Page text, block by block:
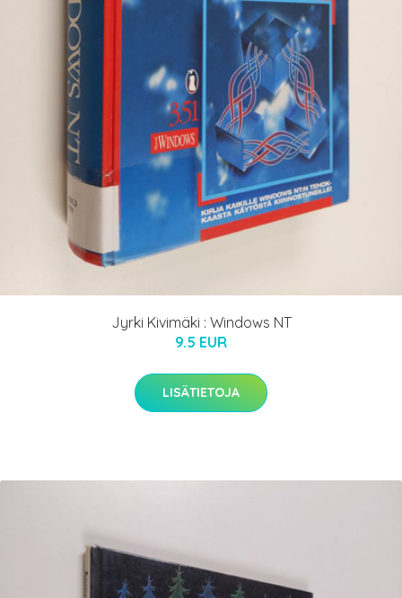
Jyrki Kivimäki : Windows NT
9.5 EUR
LISÄTIETOJA